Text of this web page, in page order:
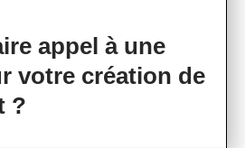
appel à une
votre création de
?